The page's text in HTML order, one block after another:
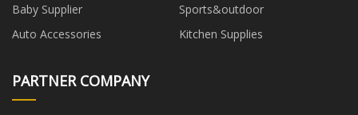
Baby Supplier
Sports&outdoor
Auto Accessories
Kitchen Supplies
PARTNER COMPANY